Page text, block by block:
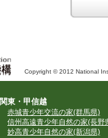
Copyright © 2012 National
関東・甲信越
赤城青少年交流の家(群馬県)
信州高遠青少年自然の家(長野
妙高青少年自然の家(新潟県)